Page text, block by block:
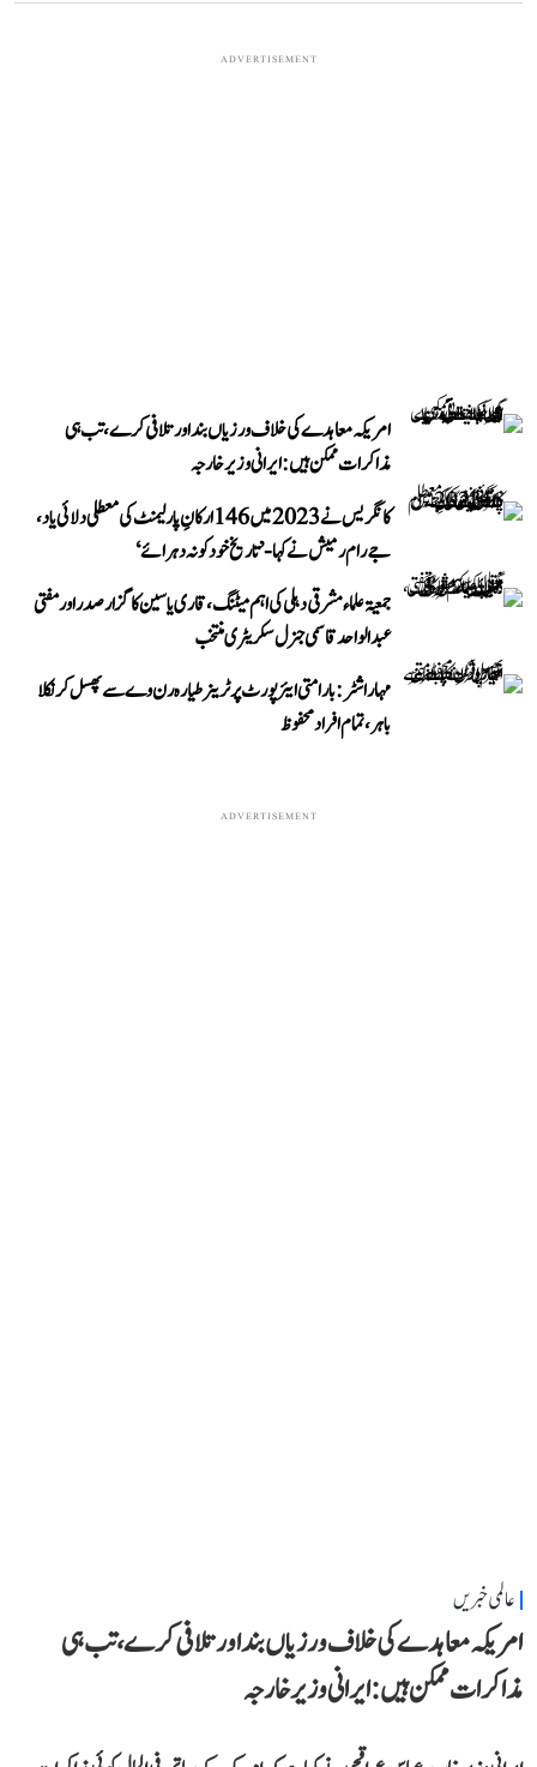
ADVERTISEMENT
امریکہ معاہدے کی خلاف ورزیاں بند اور تلافی کرے، تب ہی
مذاکرات ممکن ہیں: ایرانی وزیر خارجہ
کانگریس نے 2023 میں 146 ارکانِ پارلیمنٹ کی معطلی دلائی یاد،
جے رام رمیش نے کہا- ’تاریخ خود کو نہ دہرائے‘
جمعیۃ علماء مشرقی دہلی کی اہم میٹنگ، قاری یاسین کا گزار صدر اور مفتی
عبد الواحد قاسمی جنرل سکریٹری منتخب
مہاراشٹر: بارامتی ایئرپورٹ پر ٹرینر طیارہ رن وے سے پھسل کر نکلا
باہر، تمام افراد محفوظ
ADVERTISEMENT
عالمی خبریں
امریکہ معاہدے کی خلاف ورزیاں بند اور تلافی کرے، تب ہی
مذاکرات ممکن ہیں: ایرانی وزیر خارجہ